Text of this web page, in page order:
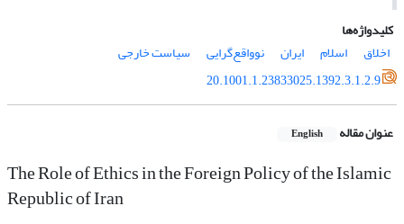
کلیدواژه‌ها
اخلاق
اسلام ایران نوواقع‌گرایی
سیاست خارجی
20.1001.1.23833025.1392.3.1.2.9
عنوان مقاله English
The Role of Ethics in the Foreign Policy of the Islamic
Republic of Iran